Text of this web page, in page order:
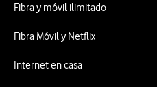
Fibra y móvil ilimitado
Fibra Móvil y Netflix
Internet en casa